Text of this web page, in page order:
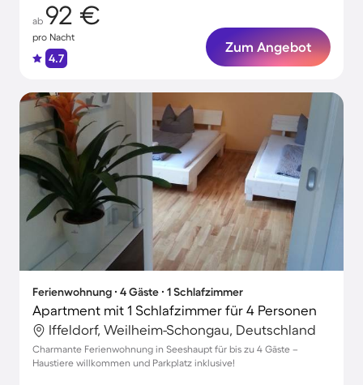
ab 92 €
pro Nacht
4.7
Zum Angebot
Ferienwohnung ∙ 4 Gäste ∙ 1 Schlafzimmer
Apartment mit 1 Schlafzimmer für 4 Personen
Iffeldorf, Weilheim-Schongau, Deutschland
Charmante Ferienwohnung in Seeshaupt für bis zu 4 Gäste –
Haustiere willkommen und Parkplatz inklusive!